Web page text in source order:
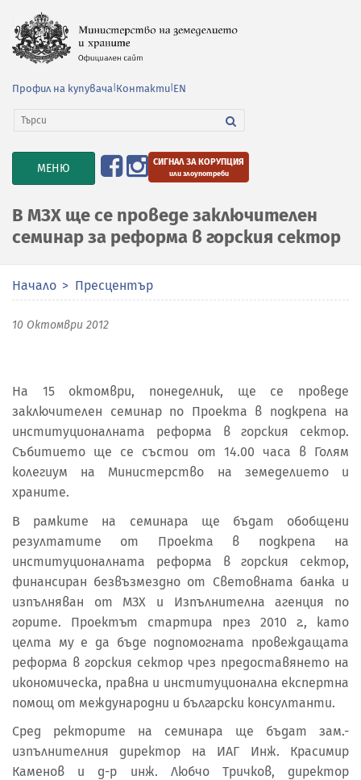
Профил на купувача Контакти EN
TOGGLE
NAVIGATION
МЕНЮ СИГНАЛ ЗА КОРУПЦИЯ
или злоупотреби
В МЗХ ще се проведе заключителен
семинар за реформа в горския сектор
Начало Пресцентър
10 Октомври 2012
На 15 октомври, понеделник, ще се проведе
заключителен семинар по Проекта в подкрепа на
институционалната реформа в горския сектор.
Събитието ще се състои от 14.00 часа в Голям
колегиум на Министерство на земеделието и
храните.
В рамките на семинара ще бъдат обобщени
резултатите от Проекта в подкрепа на
институционалната реформа в горския сектор,
финансиран безвъзмездно от Световната банка и
изпълняван от МЗХ и Изпълнителна агенция по
горите. Проектът стартира през 2010 г., като
целта му е да бъде подпомогната провеждащата
реформа в горския сектор чрез предоставянето на
икономическа, правна и институционална експертна
помощ от международни и български консултанти.
Сред ректорите на семинара ще бъдат зам.-
изпълнителния директор на ИАГ Инж. Красимир
Каменов и д-р инж. Любчо Тричков, директор